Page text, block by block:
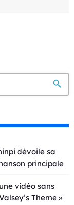
search
dévoile sa
principale
vidéo sans
Theme »